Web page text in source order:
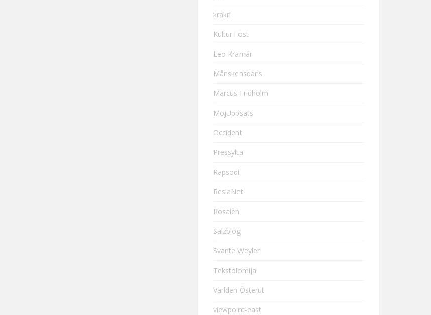
krakri
Kultur i öst
Leo Kramár
Månskensdans
Marcus Fridholm
MojUppsats
Occident
Pressylta
Rapsodi
ResiaNet
Rosaièn
Salzblog
Svante Weyler
Tekstolomija
Världen Österut
viewpoint-east